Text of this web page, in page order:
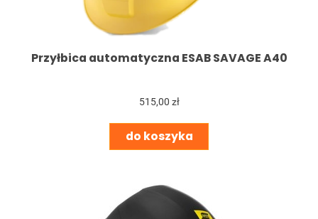
Przyłbica automatyczna ESAB SAVAGE A40
515,00 zł
do koszyka